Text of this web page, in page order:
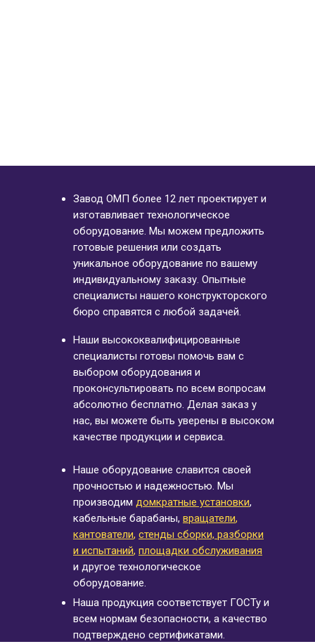
Завод ОМП более 12 лет проектирует и
изготавливает технологическое
оборудование. Мы можем предложить
готовые решения или создать
уникальное оборудование по вашему
индивидуальному заказу. Опытные
специалисты нашего конструкторского
бюро справятся с любой задачей.
Наше оборудование славится своей
прочностью и надежностью. Мы
производим домкратные установки,
кабельные барабаны, вращатели,
кантователи, стенды сборки, разборки
и испытаний, площадки обслуживания
и другое технологическое
оборудование.
Наша продукция соответствует ГОСТу и
всем нормам безопасности, а качество
подтверждено сертификатами.
Наши высококвалифицированные
специалисты готовы помочь вам с
выбором оборудования и
проконсультировать по всем вопросам
абсолютно бесплатно. Делая заказ у
нас, вы можете быть уверены в высоком
качестве продукции и сервиса.